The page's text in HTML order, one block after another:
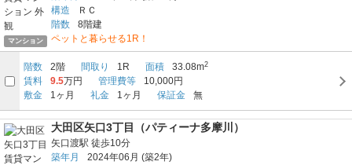
マンション
構造
ＲＣ
階数
8階建
ペットと暮らせる1R！
階数 2階 間取り 1R 面積 33.08m2
賃料 9.5万円 管理費等
10,000円
敷金
1ヶ月 礼金 1ヶ月 保証金 無
大田区矢口3丁目（パティーナ多摩川）
矢口渡駅 徒歩10分
築年月
2024年06月 (築2年)